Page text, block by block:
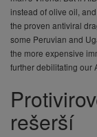
instead of olive oil,
the proven antiviral
some Peruvian and
the more expensive
further debilitating our
Protivirové byliny dle mých
rešerší